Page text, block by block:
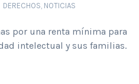
DERECHOS NOTICIAS
por una renta mínima para
intelectual y sus familias.